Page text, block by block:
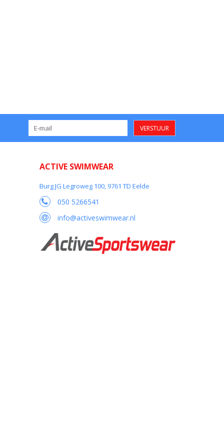
VERSTUUR
ACTIVE SWIMWEAR
Burg JG Legroweg 100, 9761 TD Eelde
050 5266541
info@activeswimwear.nl